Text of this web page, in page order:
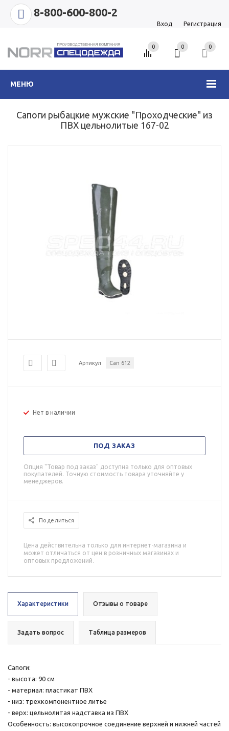
8-800-600-800-2
Вход Регистрация
МЕНЮ
0 0
0
Сапоги рыбацкие мужские "Проходческие" из
ПВХ цельнолитые 167-02
Артикул Сап 612
Нет в наличии
ПОД ЗАКАЗ
Опция "Товар под заказ" доступна только для оптовых
покупателей. Точную стоимость товара уточняйте у
менеджеров.
Поделиться
Цена действительна только для интернет-магазина и
может отличаться от цен в розничных магазинах и
оптовых предложений.
Характеристики Отзывы о товаре
Задать вопрос Таблица размеров
Сапоги:
- высота: 90 см
- материал: пластикат ПВХ
- низ: трехкомпонентное литье
- верх: цельнолитая надставка из ПВХ
Особенность: высокопрочное соединение верхней и нижней частей